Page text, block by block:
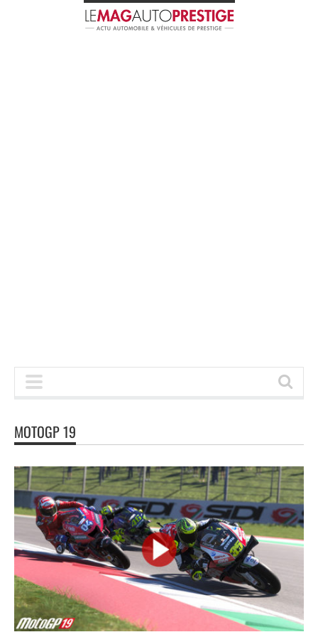
MOTOGP 19